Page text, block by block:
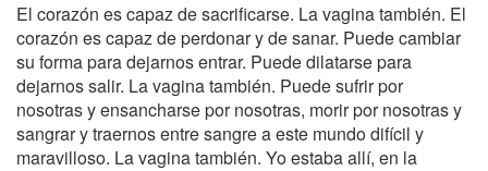
El corazón es capaz de sacrificarse. La vagina también. El
corazón es capaz de perdonar y de sanar. Puede cambiar
su forma para dejarnos entrar. Puede dilatarse para
dejarnos salir. La vagina también. Puede sufrir por
nosotras y ensancharse por nosotras, morir por nosotras y
sangrar y traernos entre sangre a este mundo difícil y
maravilloso. La vagina también. Yo estaba allí, en la